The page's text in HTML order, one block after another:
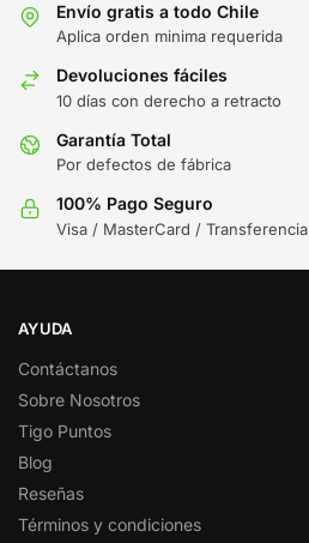
Envío gratis a todo Chile
Aplica orden minima requerida
Devoluciones fáciles
10 días con derecho a retracto
Garantía Total
Por defectos de fábrica
100% Pago Seguro
Visa / MasterCard / Transferencia
AYUDA
Contáctanos
Sobre Nosotros
Tigo Puntos
Blog
Reseñas
Términos y condiciones